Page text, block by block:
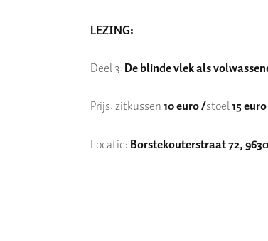
LEZING:
Deel 3:De blinde vlek als
Prijs: zitkussen10 euro /stoel15 euro
Locatie:Borstekouterstraat 72,